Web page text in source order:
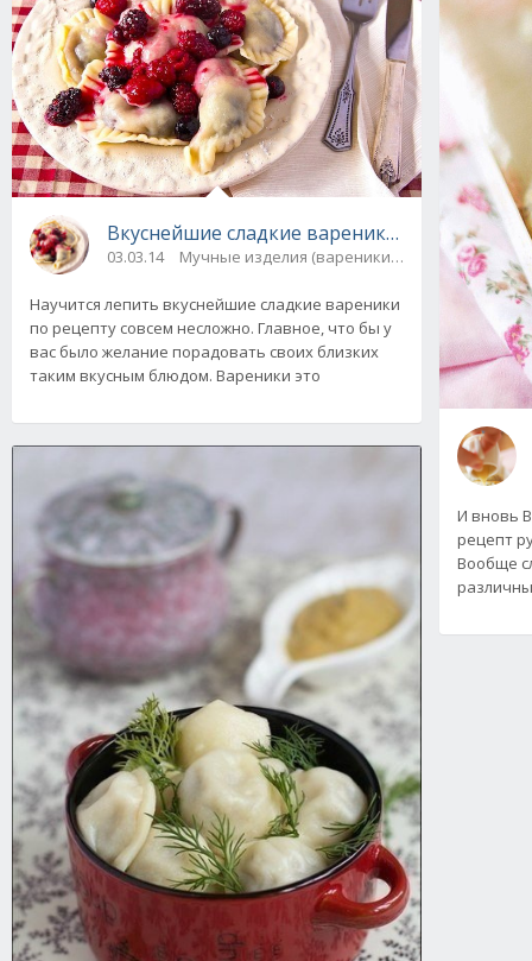
Вкуснейшие сладкие вареники. Рецепт
03.03.14 Мучные изделия (вареники, пельмени) /
Научится лепить вкуснейшие сладкие вареники
по рецепту совсем несложно. Главное, что бы у
вас было желание порадовать своих близких
таким вкусным блюдом. Вареники это
И вновь
рецепт
Вообще